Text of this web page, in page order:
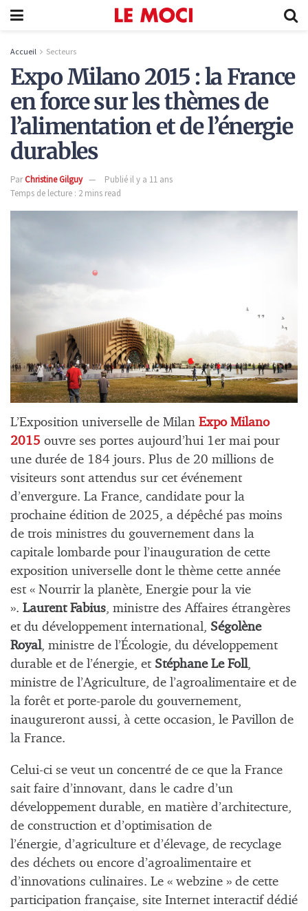
Accueil Secteurs
Expo Milano 2015 : la France
en force sur les thèmes de
l’alimentation et de l’énergie
durables
ParChristine Gilguy
Publié il y a 11 ans
Temps de lecture : 2 mins read
L’Exposition universelle de Milan Expo Milano
2015 ouvre ses portes aujourd’hui 1er mai pour
une durée de 184 jours. Plus de 20 millions de
visiteurs sont attendus sur cet événement
d’envergure. La France, candidate pour la
prochaine édition de 2025, a dépêché pas moins
de trois ministres du gouvernement dans la
capitale lombarde pour l’inauguration de cette
exposition universelle dont le thème cette année
est « Nourrir la planète, Energie pour la vie
». Laurent Fabius , ministre des Affaires étrangères
et du développement international, Ségolène
Royal, ministre de l’Écologie, du développement
durable et de l’énergie, et Stéphane Le Foll,
ministre de l’Agriculture, de l’agroalimentaire et de
la forêt et porte-parole du gouvernement,
inaugureront aussi, à cette occasion, le Pavillon de
la France.
Celui-ci se veut un concentré de ce que la France
sait faire d’innovant, dans le cadre d’un
développement durable, en matière d’architecture,
de construction et d’optimisation de
l’énergie, d’agriculture et d’élevage, de recyclage
des déchets ou encore d’agroalimentaire et
d’innovations culinaires. Le « webzine » de cette
participation française, site Internet interactif dédié